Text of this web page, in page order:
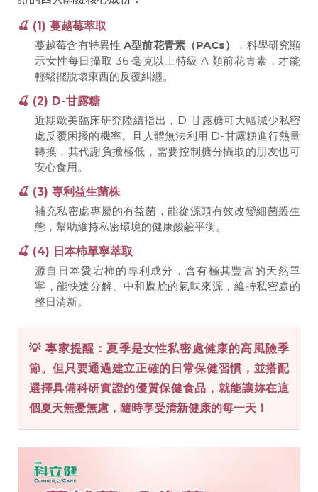
🍒 (1) 蔓越莓萃取
蔓越莓含有特異性A型前花青素（PACs）
，科學研究顯
示女性每日攝取 36 毫克以上特級 A 類前花青素，才能
輕鬆擺脫壞東西的反覆糾纏。
🍒 (2) D-甘露糖
近期歐美臨床研究陸續指出，D-甘露糖可大幅減少私密
處反覆困擾的機率。且人體無法利用 D-甘露糖進行熱量
轉換，其代謝負擔極低，需要控制糖分攝取的朋友也可
安心食用。
🍒 (3) 專利益生菌株
補充私密處專屬的有益菌，能從源頭有效改變細菌叢生
態，幫助維持私密環境的健康酸鹼平衡。
🍒 (4) 日本柿單寧萃取
源自日本愛宕柿的專利成分，含有極其豐富的天然單
寧，能快速分解、中和尷尬的氣味來源，維持私密處的
整日清新。
💡 專家提醒：夏季是女性私密處健康的高風險季
節。但只要通過建立正確的日常保健習慣，並搭配
選擇具備科研實證的優質保健食品，就能讓妳在這
個夏天無憂無慮，隨時享受清新健康的每一天！